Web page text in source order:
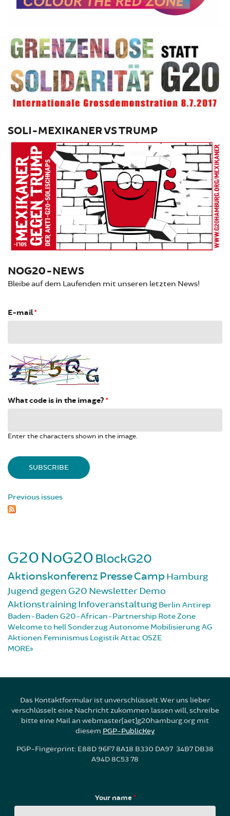
SOLI-MEXIKANER VS TRUMP
NOG20-NEWS
Bleibe auf dem Laufenden mit unseren letzten News!
E-mail*
What code is in the image? *
Enter the characters shown in the image.
Previous issues
G20NoG20 BlockG20
Aktionskonferenz PresseCampHamburg
Jugend gegen G20 NewsletterDemo
AktionstrainingInfoveranstaltung Berlin Antirep
Baden-Baden G20-African-Partnership Rote Zone
Welcome to hellSonderzugAutonome MobilisierungAG
Aktionen Feminismus Logistik Attac OSZE
MORE
Das Kontaktformular ist unverschlüsselt. Wer uns lieber
verschlüsselt eine Nachricht zukommen lassen will, schreibe
bitte eine Mail an webmaster[aet]g20hamburg.org mit
diesem PGP-PublicKey
PGP-Fingerprint: E88D 96F7 8A18 B330 DA97 34B7 DB38
A94D 8C53 78
Your name*